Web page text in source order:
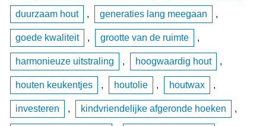
duurzaam hout , generaties lang meegaan ,
goede kwaliteit , grootte van de ruimte ,
harmonieuze uitstraling , hoogwaardig hout ,
houten keukentjes , houtolie , houtwax ,
investeren , kindvriendelijke afgeronde hoeken ,